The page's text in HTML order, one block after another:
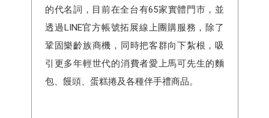
的代名詞，目前在全台有65家實體門市，並
透過LINE官方帳號拓展線上團購服務，除了
鞏固樂齡族商機，同時把客群向下紮根，吸
引更多年輕世代的消費者愛上馬可先生的麵
包、饅頭、蛋糕捲及各種伴手禮商品。